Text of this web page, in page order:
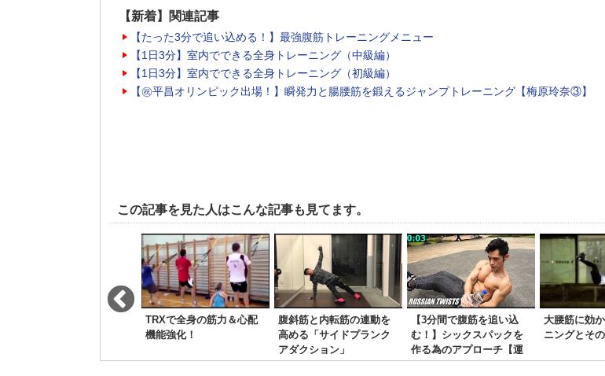
【新着】関連記事
【たった3分で追い込める！】最強腹筋トレーニングメニュー
【1日3分】室内でできる全身トレーニング（中級編）
【1日3分】室内でできる全身トレーニング（初級編）
【㊗平昌オリンピック出場！】瞬発力と腸腰筋を鍛えるジャンプトレーニング【梅原玲奈③】
この記事を見た人はこんな記事も見てます。
TRXで全身の筋力＆心配
機能強化！
腹斜筋と内転筋の連動を
高める「サイドプランク
アダクション」
【3分間で腹筋を追い込
む！】シックスパックを
作る為のアプローチ【運
動編】
大腰筋に効
ニングとそ